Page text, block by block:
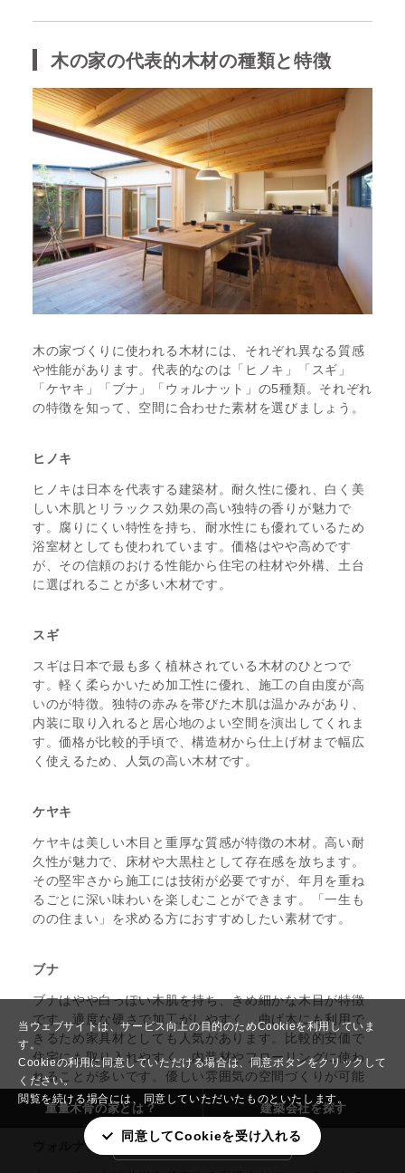
当ウェブサイトは、サービス向上の目的のためCookieを利用していま
す。
Cookieの利用に同意していただける場合は、同意ボタンをクリックして
ください。
閲覧を続ける場合には、同意していただいたものといたします。
同意してCookieを受け入れる
重量木骨の家とは？ 建築会社を探す
木の家の代表的木材の種類と特徴
木の家づくりに使われる木材には、それぞれ異なる質感
や性能があります。代表的なのは「ヒノキ」「スギ」
「ケヤキ」「ブナ」「ウォルナット」の5種類。それぞれ
の特徴を知って、空間に合わせた素材を選びましょう。
ヒノキ
ヒノキは日本を代表する建築材。耐久性に優れ、白く美
しい木肌とリラックス効果の高い独特の香りが魅力で
す。腐りにくい特性を持ち、耐水性にも優れているため
浴室材としても使われています。価格はやや高めです
が、その信頼のおける性能から住宅の柱材や外構、土台
に選ばれることが多い木材です。
スギ
スギは日本で最も多く植林されている木材のひとつで
す。軽く柔らかいため加工性に優れ、施工の自由度が高
いのが特徴。独特の赤みを帯びた木肌は温かみがあり、
内装に取り入れると居心地のよい空間を演出してくれま
す。価格が比較的手頃で、構造材から仕上げ材まで幅広
く使えるため、人気の高い木材です。
ケヤキ
ケヤキは美しい木目と重厚な質感が特徴の木材。高い耐
久性が魅力で、床材や大黒柱として存在感を放ちます。
その堅牢さから施工には技術が必要ですが、年月を重ね
るごとに深い味わいを楽しむことができます。「一生も
のの住まい」を求める方におすすめしたい素材です。
ブナ
ブナはやや白っぽい木肌を持ち、きめ細かな木目が特徴
です。適度な硬さで加工がしやすく、曲げ木にも利用で
きるため家具材としても人気があります。比較的安価で
住宅にも取り入れやすく、内装材やフローリングに使わ
れることが多いです。優しい雰囲気の空間づくりが可能
で、自然な明るさを楽しめます。
ウォルナット